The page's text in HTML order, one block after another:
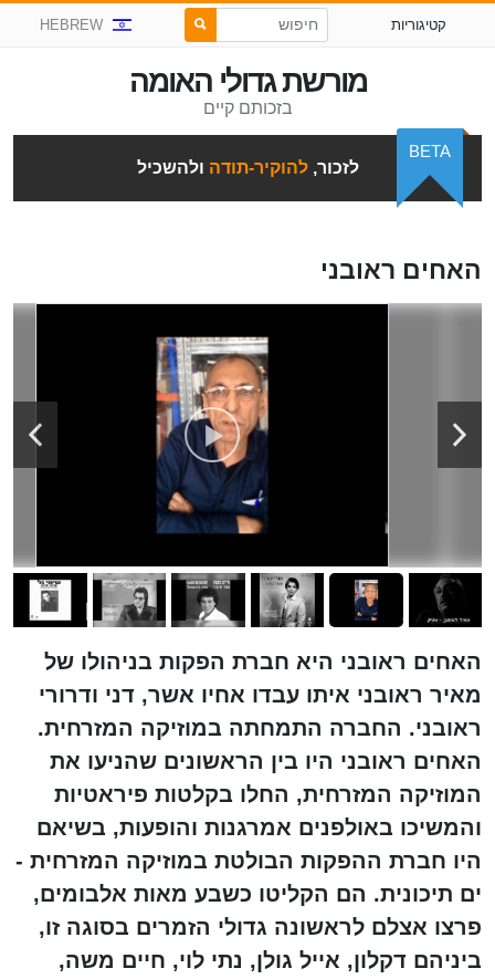
קטיגוריות HEBREW
מורשת גדולי האומה
בזכותם קיים
לזכור,להוקיר-תודה ולהשכיל
BETA
האחים ראובני
האחים ראובני היא חברת הפקות בניהולו של
מאיר ראובני איתו עבדו אחיו אשר, דני ודרורי
ראובני. החברה התמחתה במוזיקה המזרחית.
האחים ראובני היו בין הראשונים שהניעו את
המוזיקה המזרחית, החלו בקלטות פיראטיות
והמשיכו באולפנים אמרגנות והופעות, בשיאם
היו חברת ההפקות הבולטת במוזיקה המזרחית -
ים תיכונית. הם הקליטו כשבע מאות אלבומים,
פרצו אצלם לראשונה גדולי הזמרים בסוגה זו,
ביניהם דקלון, אייל גולן, נתי לוי, חיים משה,